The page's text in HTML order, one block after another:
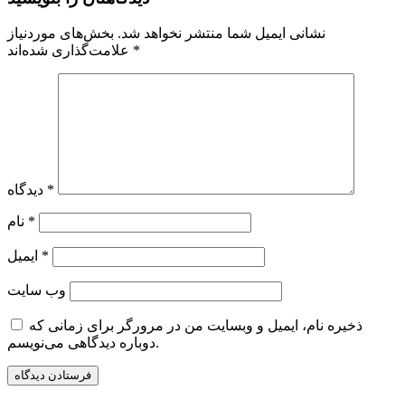
نشانی ایمیل شما منتشر نخواهد شد. بخش‌های موردنیاز
*
*
*
*
وب‌ سایت
ذخیره نام، ایمیل و وبسایت من در مرورگر برای زمانی که
دوباره دیدگاهی می‌نویسم.